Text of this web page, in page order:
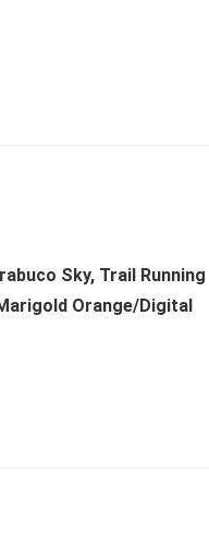
Sky, Trail Running
Orange/Digital